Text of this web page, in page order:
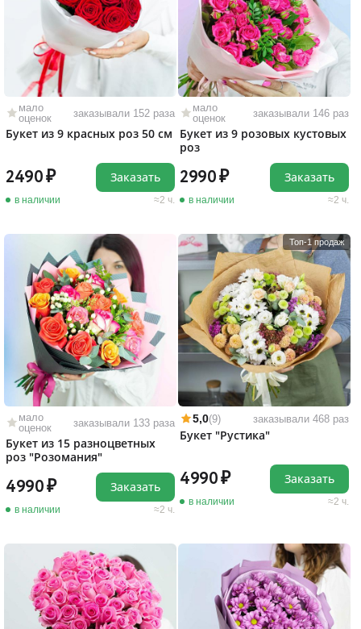
мало
оценок
заказывали 152 раза
Букет из 9 красных роз 50 см
2490
в наличии 2 ч.
Заказать
мало
оценок
заказывали 146 раз
Букет из 9 розовых кустовых
роз
2990
в наличии 2 ч.
Заказать
мало
оценок
заказывали 133 раза
Букет из 15 разноцветных
роз "Розомания"
4990
в наличии 2 ч.
Заказать
Топ-1 продаж
5,0(9) заказывали 468 раз
Букет "Рустика"
4990
в наличии 2 ч.
Заказать